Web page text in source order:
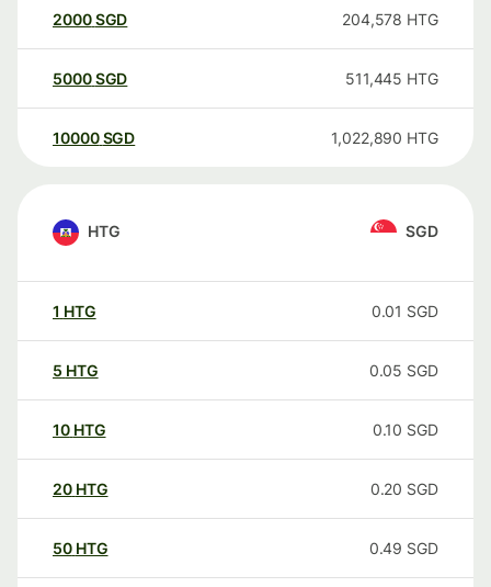
2000SGD 204,578 HTG
5000SGD 511,445 HTG
10000 SGD 1,022,890 HTG
HTG SGD
1 HTG 0.01 SGD
5 HTG 0.05 SGD
10 HTG 0.10 SGD
20 HTG 0.20 SGD
50 HTG 0.49 SGD